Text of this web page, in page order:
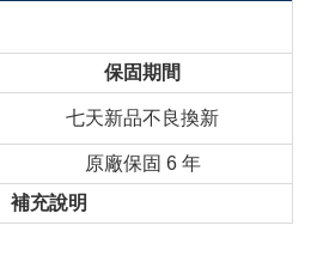
保固期間
七天新品不良換新
原廠保固 6 年
補充說明